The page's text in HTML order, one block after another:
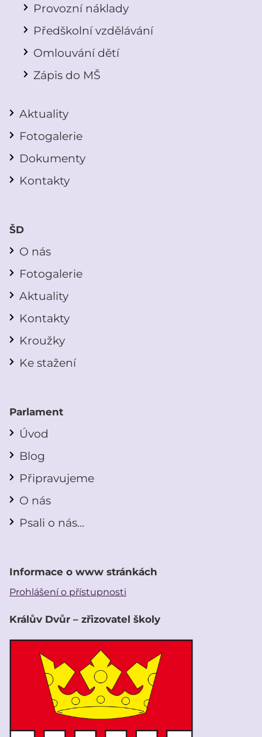
Provozní náklady
Předškolní vzdělávání
Omlouvání dětí
Zápis do MŠ
Aktuality
Fotogalerie
Dokumenty
Kontakty
ŠD
O nás
Fotogalerie
Aktuality
Kontakty
Kroužky
Ke stažení
Parlament
Úvod
Blog
Připravujeme
O nás
Psali o nás…
Informace o www stránkách
Prohlášení o přístupnosti
Králův Dvůr – zřizovatel školy